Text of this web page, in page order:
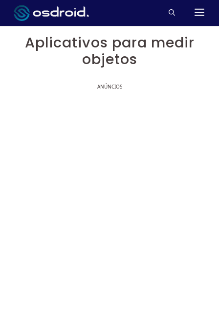
Pular
para
o
conteúdoAplicativos para medir
objetos
ANÚNCIOS